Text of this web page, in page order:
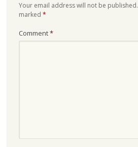
Your email address will not be published.
marked *
Comment*